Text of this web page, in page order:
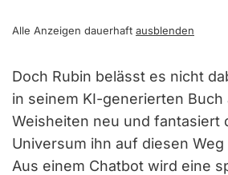
Alle Anzeigen dauerhaft ausblenden
Doch Rubin belässt es nicht
in seinem KI-generierten Buch
Weisheiten neu und fantasiert
Universum ihn auf diesen
Aus einem Chatbot wird eine